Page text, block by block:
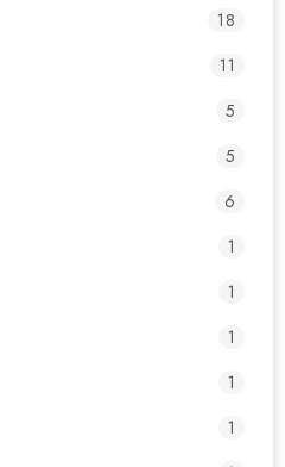
18
11
5
5
6
1
1
1
1
1